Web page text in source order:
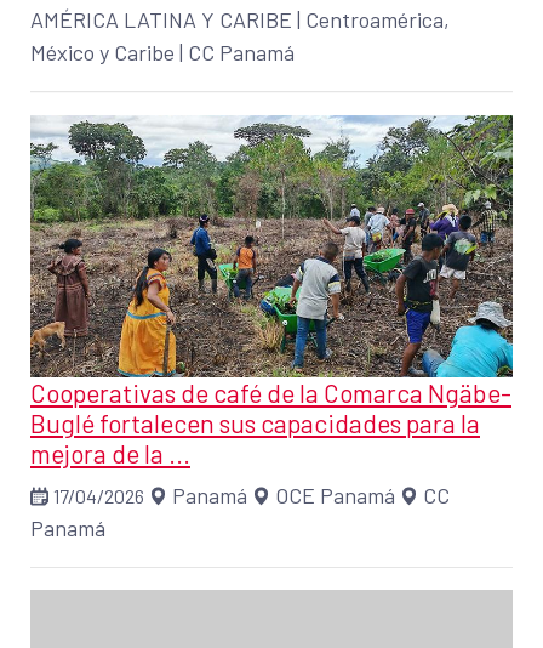
AMÉRICA LATINA Y CARIBE | Centroamérica,
México y Caribe | CC Panamá
Cooperativas de café de la Comarca Ngäbe-
Buglé fortalecen sus capacidades para la
mejora de la ...
17/04/2026 Panamá OCE Panamá
CC
Panamá